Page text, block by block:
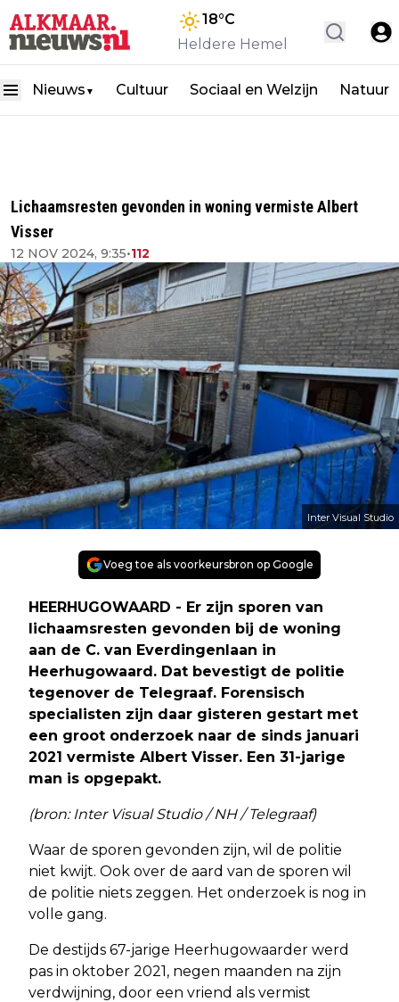
18°C
Heldere Hemel
Nieuws ▼ Cultuur Sociaal en Welzijn Natuur
Lichaamsresten gevonden in woning vermiste Albert
Visser
12 NOV 2024, 9:35•112
Inter Visual Studio
Voeg toe als voorkeursbron op Google
HEERHUGOWAARD - Er zijn sporen van
lichaamsresten gevonden bij de woning
aan de C. van Everdingenlaan in
Heerhugowaard. Dat bevestigt de politie
tegenover de Telegraaf. Forensisch
specialisten zijn daar gisteren gestart met
een groot onderzoek naar de sinds januari
2021 vermiste Albert Visser. Een 31-jarige
man is opgepakt.
(bron: Inter Visual Studio / NH / Telegraaf)
Waar de sporen gevonden zijn, wil de politie
niet kwijt. Ook over de aard van de sporen wil
de politie niets zeggen. Het onderzoek is nog in
volle gang.
De destijds 67-jarige Heerhugowaarder werd
pas in oktober 2021, negen maanden na zijn
verdwijning, door een vriend als vermist